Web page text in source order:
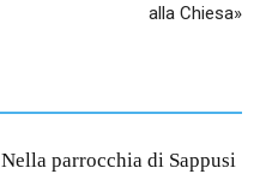
alla Chiesa»
parrocchia di Sappusi